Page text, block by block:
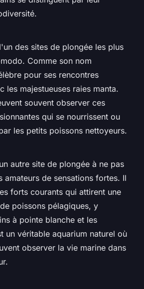
des sites de plongée les plus
Comme son nom
pour ses rencontres
les majestueuses raies manta.
souvent observer ces
qui se nourrissent ou
les petits poissons nettoyeurs.
autre site de plongée à ne pas
amateurs de sensations fortes. Il
forts courants qui attirent une
poissons pélagiques, y
à pointe blanche et les
un véritable aquarium naturel où
observer la vie marine dans